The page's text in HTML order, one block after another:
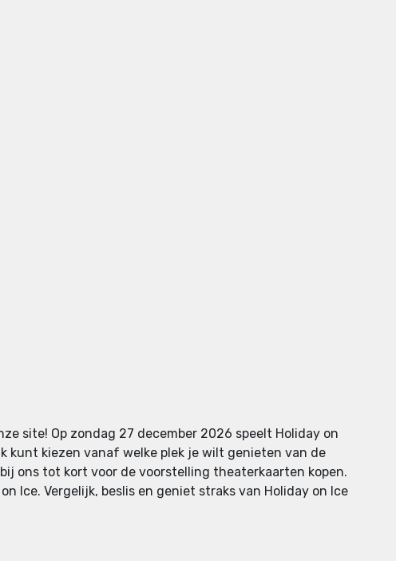
site! Op zondag 27 december 2026 speelt Holiday on
kunt kiezen vanaf welke plek je wilt genieten van de
ons tot kort voor de voorstelling theaterkaarten kopen.
Ice. Vergelijk, beslis en geniet straks van Holiday on Ice